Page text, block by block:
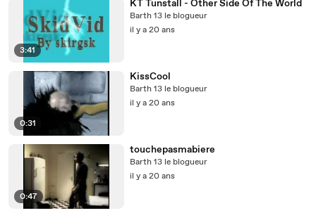
3:41
KT Tunstall - Other Side Of The World
Barth 13 le blogueur
il y a 20 ans
0:31
KissCool
Barth 13 le blogueur
il y a 20 ans
0:47
touchepasmabiere
Barth 13 le blogueur
il y a 20 ans